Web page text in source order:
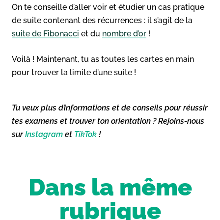
On te conseille d’aller voir et étudier un cas pratique
de suite contenant des récurrences : il s’agit de la
suite de Fibonacci et du nombre d’or !
Voilà ! Maintenant, tu as toutes les cartes en main
pour trouver la limite d’une suite !
Tu veux plus d’informations et de conseils pour réussir
tes examens et trouver ton orientation ? Rejoins-nous
surInstagram et TikTok !
Dans la même
rubrique